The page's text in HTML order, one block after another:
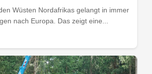
Wüsten Nordafrikas gelangt in immer
nach Europa. Das zeigt eine...